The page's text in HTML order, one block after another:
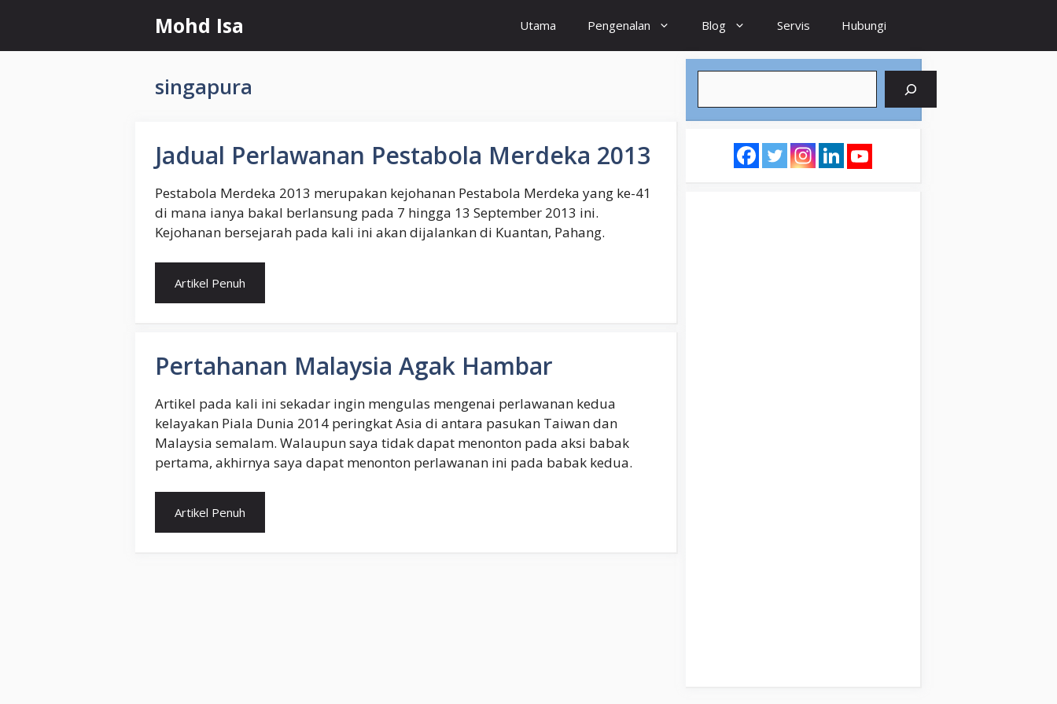
content
Mohd Isa Utama Pengenalan Blog Servis Hubungi
singapura
Jadual Perlawanan Pestabola Merdeka 2013
Pestabola Merdeka 2013 merupakan kejohanan Pestabola Merdeka yang ke-41
di mana ianya bakal berlansung pada 7 hingga 13 September 2013 ini.
Kejohanan bersejarah pada kali ini akan dijalankan di Kuantan, Pahang.
Artikel Penuh
Pertahanan Malaysia Agak Hambar
Artikel pada kali ini sekadar ingin mengulas mengenai perlawanan kedua
kelayakan Piala Dunia 2014 peringkat Asia di antara pasukan Taiwan dan
Malaysia semalam. Walaupun saya tidak dapat menonton pada aksi babak
pertama, akhirnya saya dapat menonton perlawanan ini pada babak kedua.
Artikel Penuh